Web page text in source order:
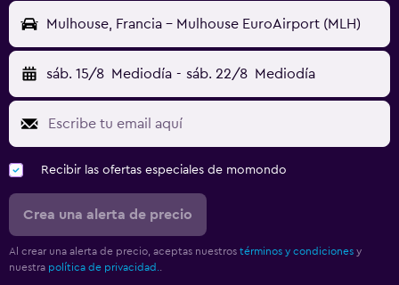
Mulhouse, Francia - Mulhouse EuroAirport (MLH)
sáb. 15/8 Mediodía - sáb. 22/8 Mediodía
Recibir las ofertas especiales de momondo
Crea una alerta de precio
Al crear una alerta de precio, aceptas nuestros términos y condiciones y
nuestra política de privacidad..